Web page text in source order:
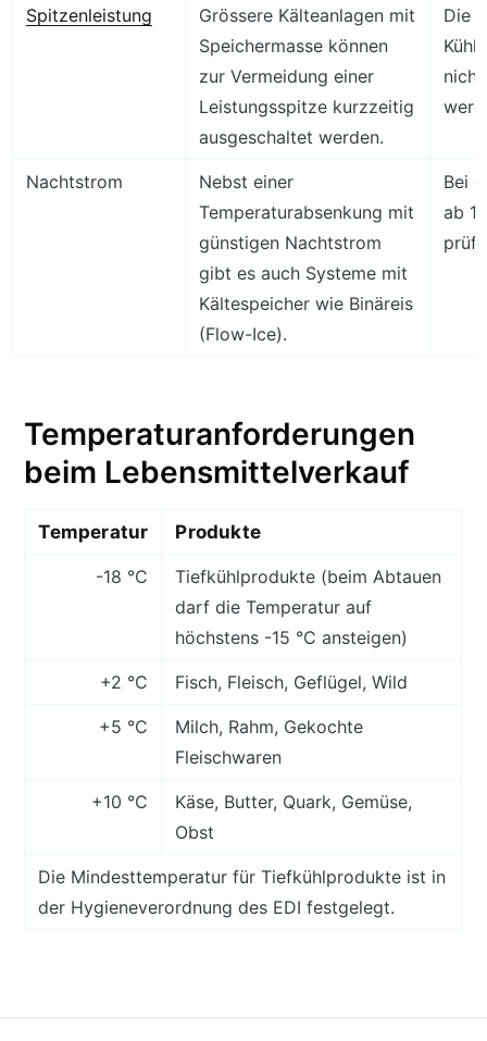
Spitzenleistung
Grössere Kälteanlagen mit
Speichermasse können
zur Vermeidung einer
Leistungsspitze kurzzeitig
ausgeschaltet werden.
Die
Nachtstrom
Nebst einer
Temperaturabsenkung mit
günstigen Nachtstrom
gibt es auch Systeme mit
Kältespeicher wie Binäreis
(Flow-Ice).
Bei
ab
Temperaturanforderungen
beim Lebensmittelverkauf
Temperatur Produkte
-18 °C
Tiefkühlprodukte (beim Abtauen
darf die Temperatur auf
höchstens -15 °C ansteigen)
+2 °C Fisch, Fleisch, Geflügel, Wild
+5 °C
Milch, Rahm, Gekochte
Fleischwaren
+10 °C
Käse, Butter, Quark, Gemüse,
Obst
Die Mindesttemperatur für Tiefkühlprodukte ist in
der Hygieneverordnung des EDI festgelegt.